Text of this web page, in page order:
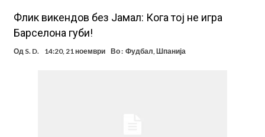
Флик викендов без Јамал: Кога тој не игра
Барселона губи!
Од S. D. 14:20, 21 ноември Во : Фудбал,Шпанија